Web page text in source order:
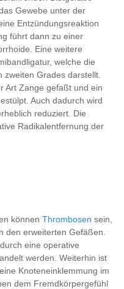
Gewebe unter der
Entzündungsreaktion
führt dann zu einer
Eine weitere
welche die
Grades darstellt.
Art Zange gefaßt und ein
Auch dadurch wird
reduziert. Die
Radikalentfernung der
können Thrombosen sein,
den erweiterten Gefäßen.
eine operative
werden. Weiterhin ist
Knoteneinklemmung im
dem Fremdkörpergefühl